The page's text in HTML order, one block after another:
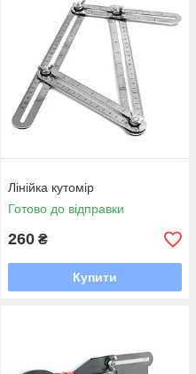
Лінійка кутомір
Готово до відправки
260 ₴
Купити